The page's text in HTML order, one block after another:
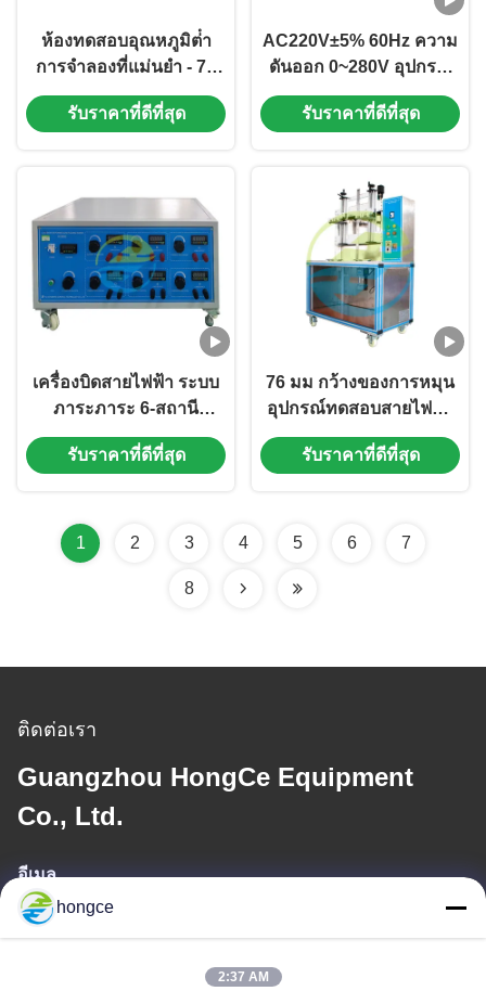
ห้องทดสอบอุณหภูมิต่ํา
การจําลองที่แม่นยํา - 70
°C ถึง 150 °C สภาพ
แวดล้อม อุปกรณ์ทดสอบ
รับราคาที่ดีที่สุด
AC220V±5% 60Hz ความ
ดันออก 0~280V อุปกรณ์
ทดสอบสายเคเบิล 6 สถาน
รับราคาที่ดีที่สุด
เครื่องบิดสายไฟฟ้า ระบบ
ภาระภาระ 6-สถานี
อุปกรณ์การทดสอบสาย
เคเบิล 0-40A ความแม่นยํา
รับราคาที่ดีที่สุด
76 มม กว้างของการหมุน
อุปกรณ์ทดสอบสายไฟฟ้า
UL486A B มาตรฐานสื่อ
ฐานสากลสําหรับผลงาน
รับราคาที่ดีที่สุด
1 2 3 4 5 6 7
8
ติดต่อเรา
Guangzhou HongCe Equipment
Co., Ltd.
อีเมล
iven@hjauto.com.cn
hongce
2:37 AM